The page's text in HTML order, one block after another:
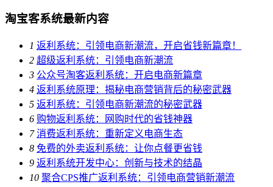
淘宝客系统最新内容
1 返利系统：引领电商新潮流，开启省钱新篇章！
2 超级返利系统：引领电商新潮流
3 公众号淘客返利系统：开启电商新篇章
4 返利系统原理：揭秘电商营销背后的秘密武器
5 返利系统：引领电商新潮流的秘密武器
6 购物返利系统：网购时代的省钱神器
7 消费返利系统：重新定义电商生态
8 免费的外卖返利系统：让你点餐更省钱
9 返利系统开发中心：创新与技术的结晶
10 聚合CPS推广返利系统：引领电商营销新潮流